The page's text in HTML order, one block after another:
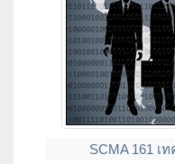
SCMA 161 เ